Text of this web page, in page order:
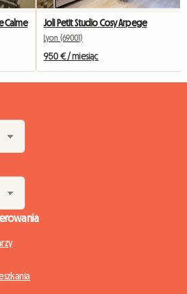
Calme Joli Petit Studio Cosy Arpege
Lyon (69001)
950 € / miesiąc